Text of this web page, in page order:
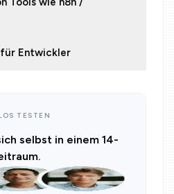
für Entwickler
TESTEN
selbst in einem 14-